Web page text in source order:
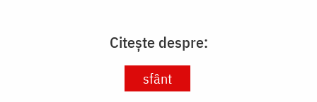
Citește despre:
sfânt